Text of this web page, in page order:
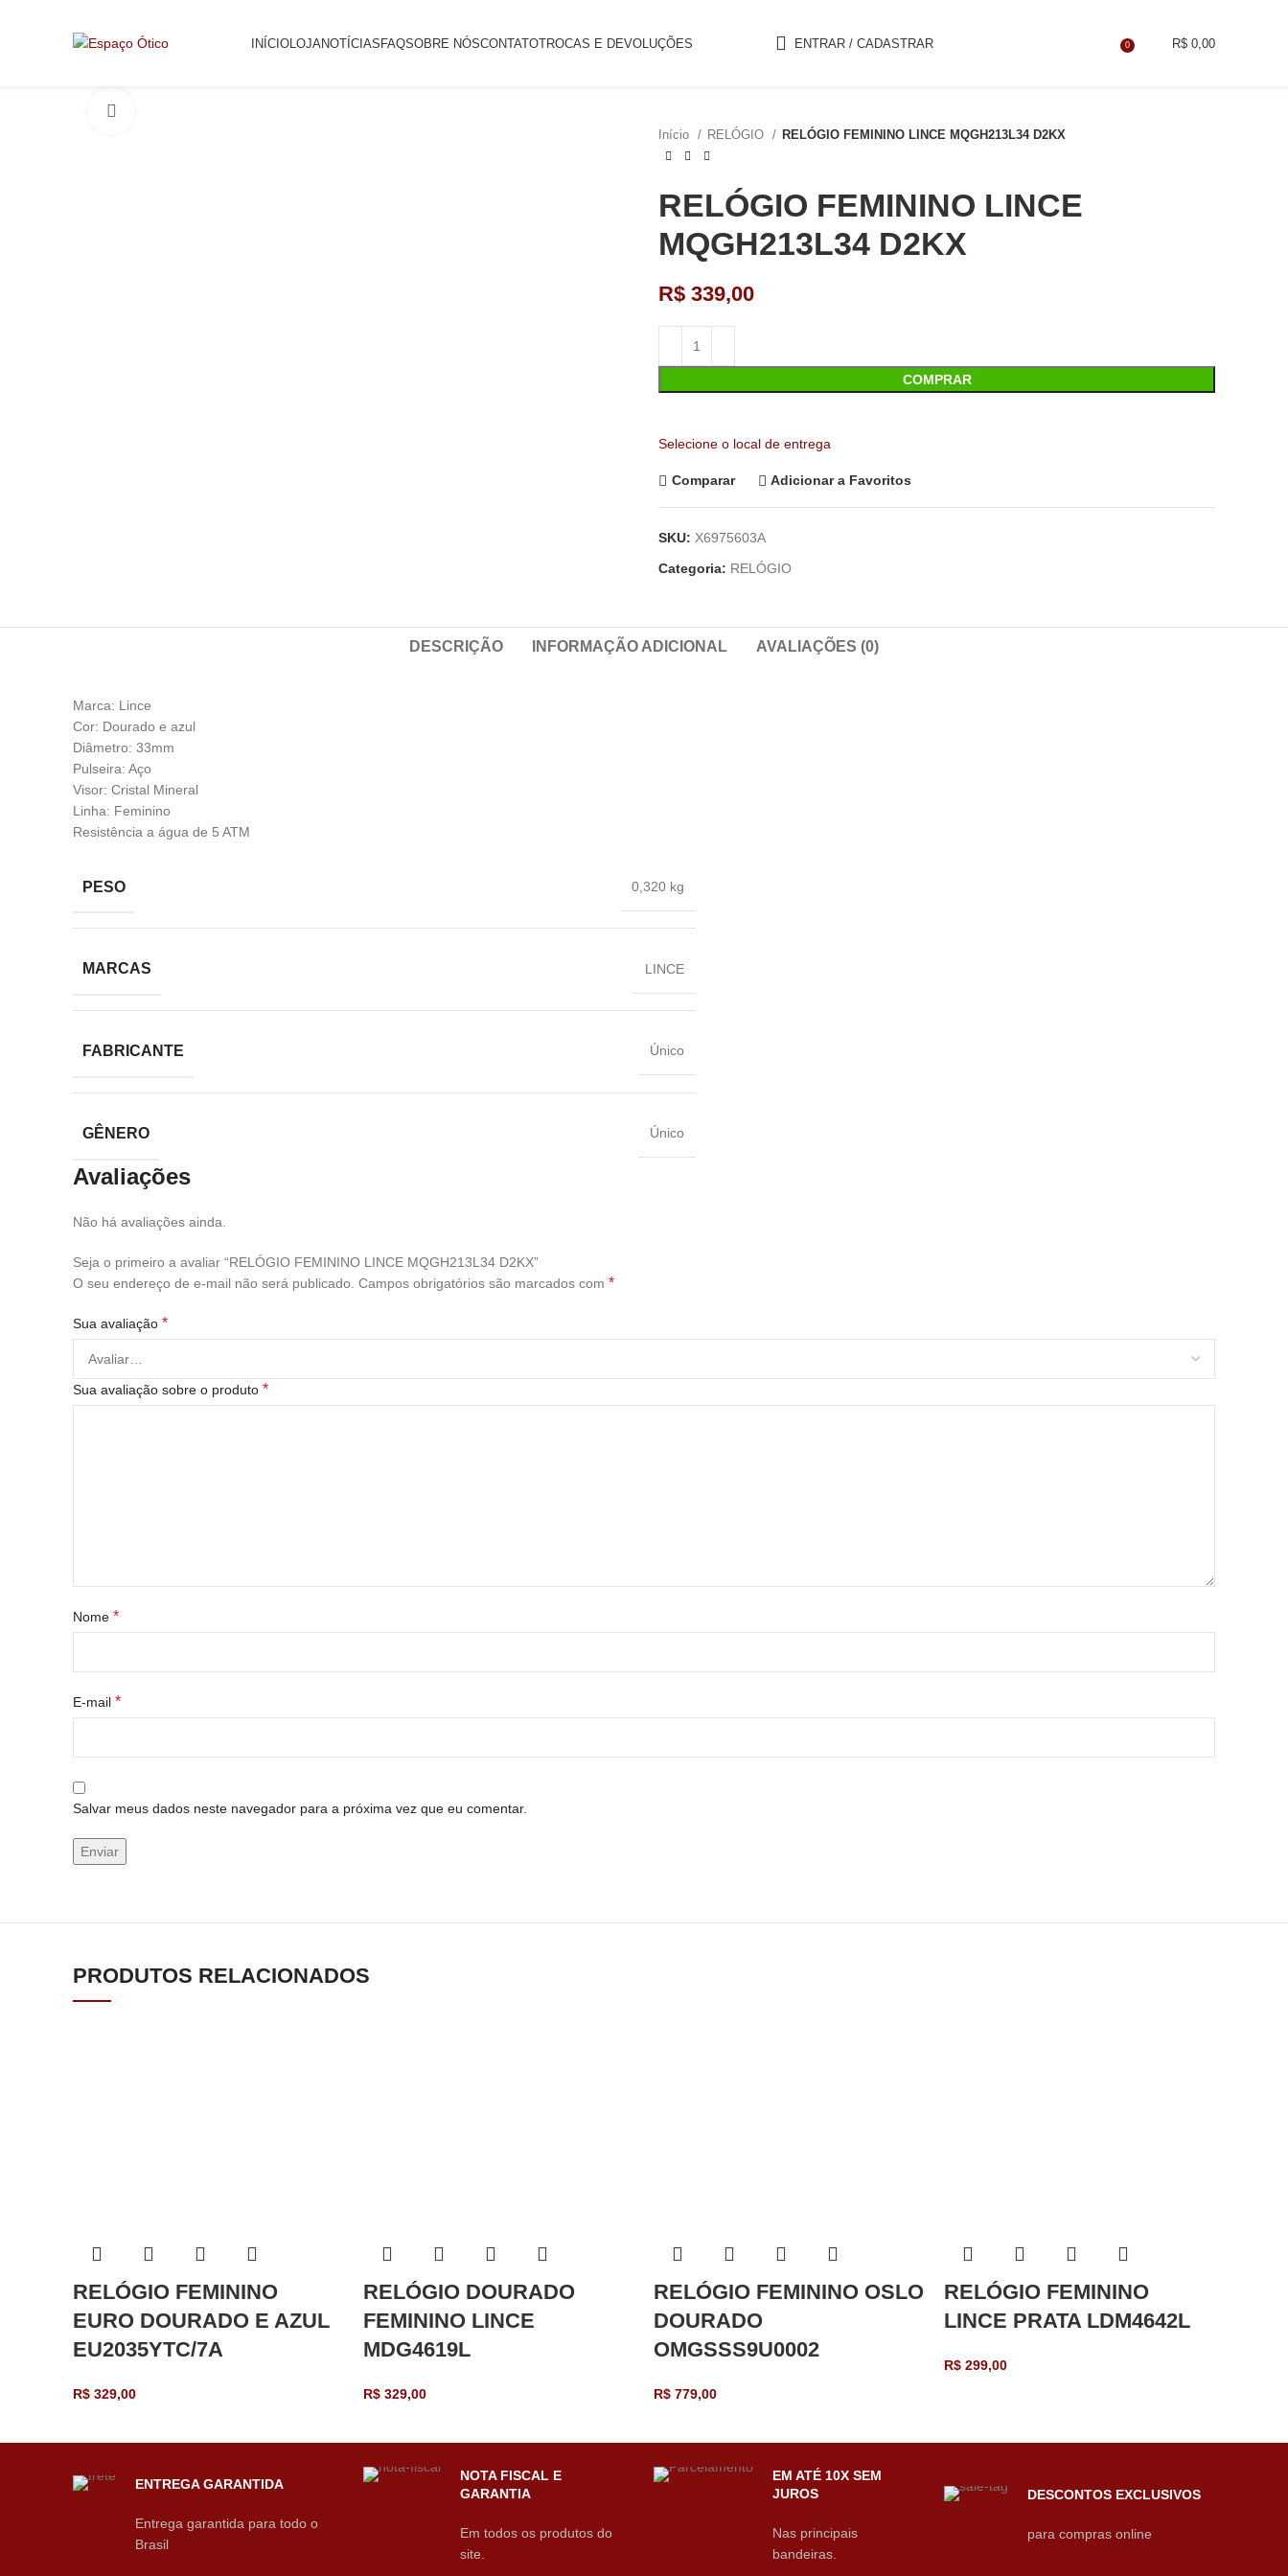
INÍCIOLOJANOTÍCIASFAQSOBRE NÓSCONTATOTROCAS E DEVOLUÇÕES ENTRAR / CADASTRAR 0 R$ 0,00
Início
RELÓGIO RELÓGIO FEMININO LINCE MQGH213L34 D2KX
RELÓGIO FEMININO LINCE
MQGH213L34 D2KX
R$ 339,00
COMPRAR
Selecione o local de entrega
Comparar Adicionar a Favoritos
SKU: X6975603A
Categoria: RELÓGIO
DESCRIÇÃO INFORMAÇÃO ADICIONAL AVALIAÇÕES (0)
Marca: Lince
Cor: Dourado e azul
Diâmetro: 33mm
Pulseira: Aço
Visor: Cristal Mineral
Linha: Feminino
Resistência a água de 5 ATM
PESO 0,320 kg
MARCAS LINCE
FABRICANTE Único
GÊNERO Único
Avaliações
Não há avaliações ainda.
Seja o primeiro a avaliar “RELÓGIO FEMININO LINCE MQGH213L34 D2KX”
O seu endereço de e-mail não será publicado. Campos obrigatórios são marcados com *
Sua avaliação *
Sua avaliação sobre o produto *
Nome *
E-mail *
Salvar meus dados neste navegador para a próxima vez que eu comentar.
PRODUTOS RELACIONADOS
RELÓGIO FEMININO
EURO DOURADO E AZUL
EU2035YTC/7A
R$ 329,00
RELÓGIO DOURADO
FEMININO LINCE
MDG4619L
R$ 329,00
RELÓGIO FEMININO OSLO
DOURADO
OMGSSS9U0002
R$ 779,00
RELÓGIO FEMININO
LINCE PRATA LDM4642L
R$ 299,00
ENTREGA GARANTIDA
Entrega garantida para todo o
Brasil
NOTA FISCAL E
GARANTIA
Em todos os produtos do
site.
EM ATÉ 10X SEM
JUROS
Nas principais
bandeiras.
DESCONTOS EXCLUSIVOS
para compras online